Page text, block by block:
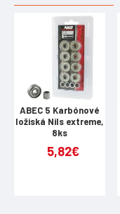
ABEC 5 Karbónové
ložiská Nils extreme,
8ks
5,82€